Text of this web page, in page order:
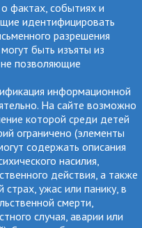
фактах, событиях и
идентифицировать
разрешения
быть изъяты из
позволяющие
информационной
На сайте возможно
которой среди детей
ограничено (элементы
содержать описания
насилия,
действия, а также
ужас или панику, в
смерти,
случая, аварии или